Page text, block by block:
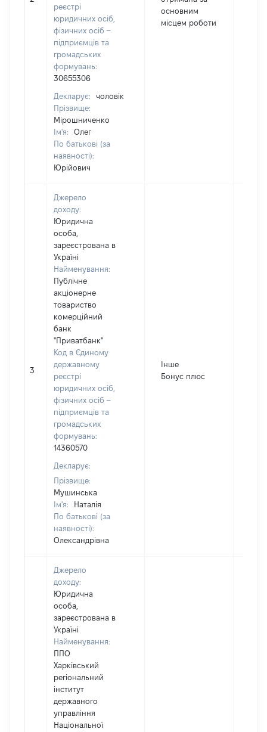
реєстрі
юридичних осіб,
фізичних осіб –
підприємців та
громадських
формувань:
30655306
Декларує:
чоловік
Прізвище:
Мірошниченко
Ім'я:
Олег
По батькові (за
наявності):
Юрійович
основним
місцем роботи
3
Джерело
доходу:
Юридична
особа,
зареєстрована в
Україні
Найменування:
Публічне
акціонерне
товариство
комерційний
банк
"Приватбанк"
Код в Єдиному
державному
реєстрі
юридичних осіб,
фізичних осіб –
підприємців та
громадських
формувань:
14360570
Декларує:
Прізвище:
Мушинська
Ім'я:
Наталія
По батькові (за
наявності):
Олександрівна
Інше
Бонус плюс
Джерело
доходу:
Юридична
особа,
зареєстрована в
Україні
Найменування:
ППО
Харківський
регіональний
інститут
державного
управління
Національної